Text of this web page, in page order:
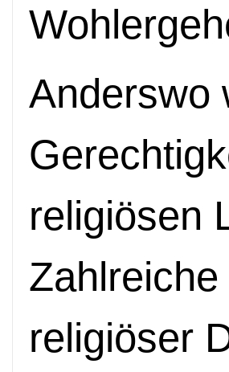
Anderswo
religiösen
religiöser